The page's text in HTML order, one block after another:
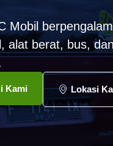
Mobil
alat berat, bus,
Kami Lokasi